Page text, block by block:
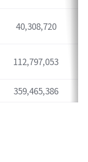
40,308,720
112,797,053
359,465,386